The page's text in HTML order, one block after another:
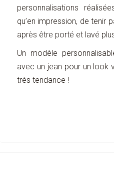
personnalisations
qu’en impression, de tenir
après être porté et lavé
Un modèle
avec un jean pour un look
très tendance !